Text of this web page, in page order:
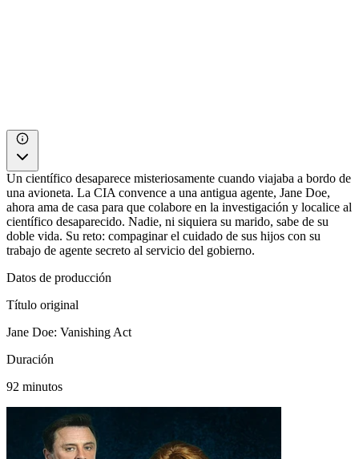
Un científico desaparece misteriosamente cuando viajaba a bordo de
una avioneta. La CIA convence a una antigua agente, Jane Doe,
ahora ama de casa para que colabore en la investigación y localice al
científico desaparecido. Nadie, ni siquiera su marido, sabe de su
doble vida. Su reto: compaginar el cuidado de sus hijos con su
trabajo de agente secreto al servicio del gobierno.
Datos de producción
Título original
Jane Doe: Vanishing Act
Duración
92 minutos